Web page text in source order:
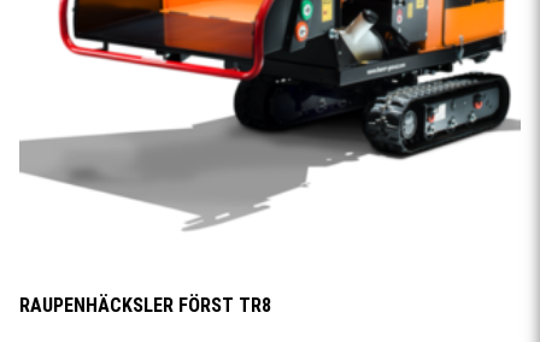
RAUPENHÄCKSLER FÖRST TR8